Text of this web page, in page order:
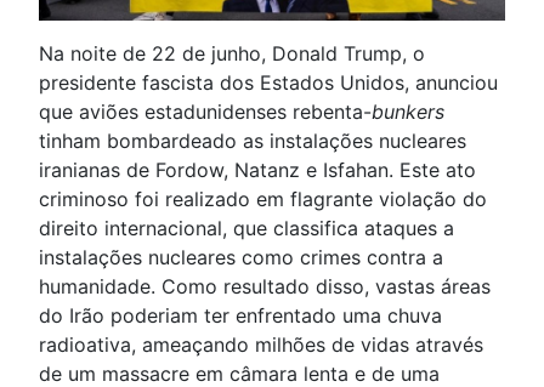
Na noite de 22 de junho, Donald Trump, o
presidente fascista dos Estados Unidos, anunciou
que aviões estadunidenses rebenta-bunkers
tinham bombardeado as instalações nucleares
iranianas de Fordow, Natanz e Isfahan. Este ato
criminoso foi realizado em flagrante violação do
direito internacional, que classifica ataques a
instalações nucleares como crimes contra a
humanidade. Como resultado disso, vastas áreas
do Irão poderiam ter enfrentado uma chuva
radioativa, ameaçando milhões de vidas através
de um massacre em câmara lenta e de uma